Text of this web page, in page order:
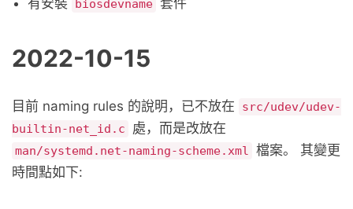
有安裝
biosdevname 套件
2022-10-15
目前 naming rules 的說明，已不放在
src/udev/udev-
builtin-net_id.c
處，而是改放在
man/systemd.net-naming-scheme.xml 檔案。 其變更
時間點如下: